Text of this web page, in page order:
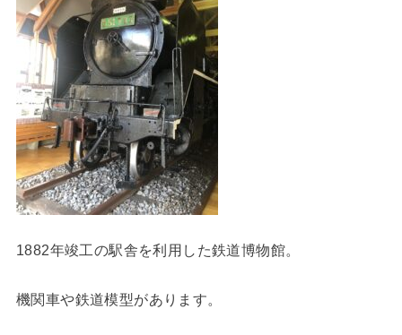
1882年竣工の駅舎を利用した鉄道博物館。
機関車や鉄道模型があります。